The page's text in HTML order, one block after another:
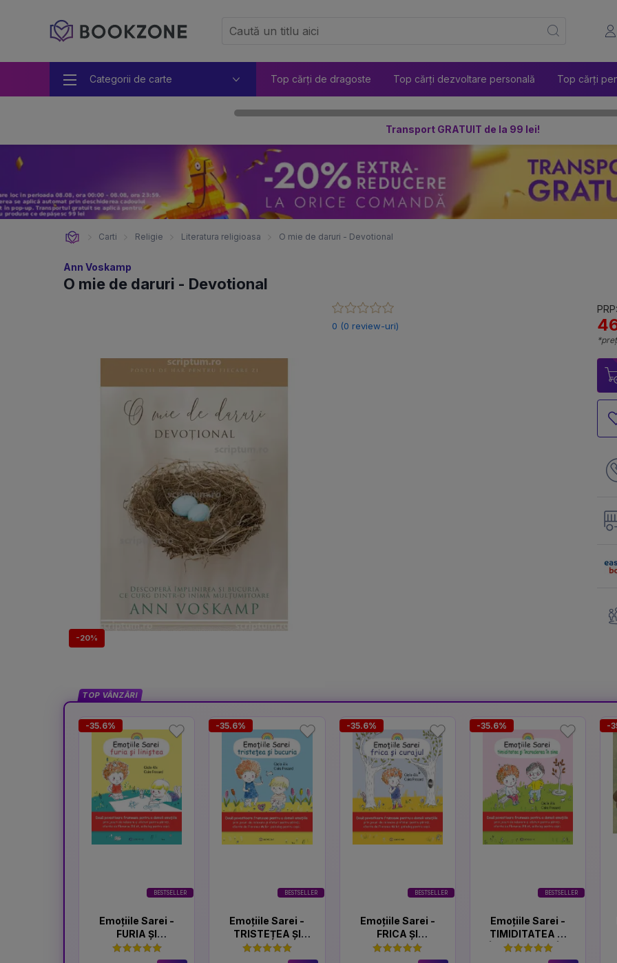
Categorii de carte Top cărți de dragoste Top cărți dezvoltare personală Top cărți
Transport GRATUIT de la 99 lei!
Carti Religie Literatura religioasa O mie de daruri - Devotional
Ann Voskamp
O mie de daruri - Devotional
-20%
0 (0 review-uri)
TOP VÂNZĂRI
BESTSELLER
-35.6%
Emoțiile Sarei -
FURIA ȘI
LINIȘTEA
BESTSELLER
-35.6%
Emoțiile Sarei -
TRISTEȚEA ȘI
BUCURIA
BESTSELLER
-35.6%
Emoțiile Sarei -
FRICA ȘI
CURAJUL
BESTSELLER
-35.6%
Emoțiile Sarei -
TIMIDITATEA ȘI
ÎNCREDEREA ÎN
-